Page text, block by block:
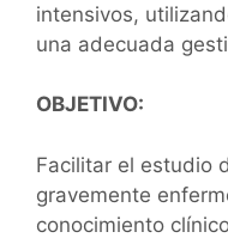
intensivos,
una adecuada
OBJETIVO:
Facilitar el estudio
gravemente
conocimiento